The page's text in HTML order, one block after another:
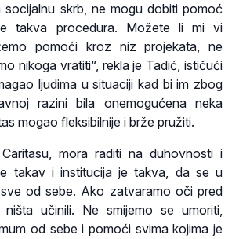
skrb, ne mogu dobiti pomoć
takva procedura. Možete li mi vi
pomoći kroz niz projekata, ne
nikoga vratiti“, rekla je Tadić, ističući
ljudima u situaciji kad bi im zbog
razini bila onemogućena neka
mogao fleksibilnije i brže pružiti.
mora raditi na duhovnosti i
takav i institucija je takva, da se u
od sebe. Ako zatvaramo oči pred
ništa učinili. Ne smijemo se umoriti,
od sebe i pomoći svima kojima je